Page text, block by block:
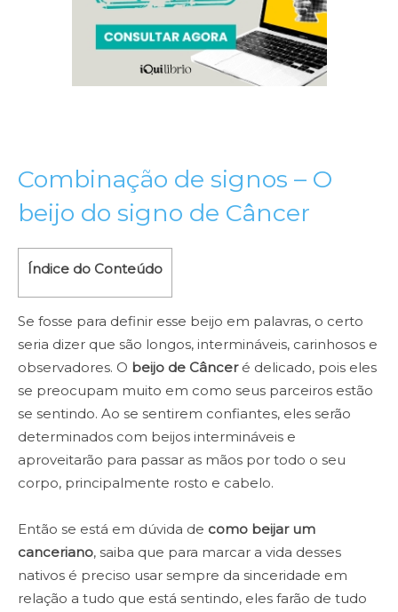
Combinação de signos – O
beijo do signo de Câncer
Índice do Conteúdo
Se fosse para definir esse beijo em palavras, o certo
seria dizer que são longos, intermináveis, carinhosos e
observadores. O beijo de Câncer é delicado, pois eles
se preocupam muito em como seus parceiros estão
se sentindo. Ao se sentirem confiantes, eles serão
determinados com beijos intermináveis e
aproveitarão para passar as mãos por todo o seu
corpo, principalmente rosto e cabelo.
Então se está em dúvida de como beijar um
canceriano, saiba que para marcar a vida desses
nativos é preciso usar sempre da sinceridade em
relação a tudo que está sentindo, eles farão de tudo